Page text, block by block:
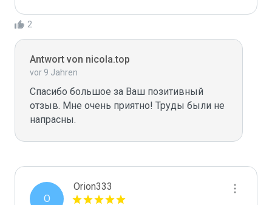
2
Antwort von nicola.top
vor 9 Jahren
Спасибо большое за Ваш позитивный
отзыв. Мне очень приятно! Труды были не
напрасны.
O
Orion333